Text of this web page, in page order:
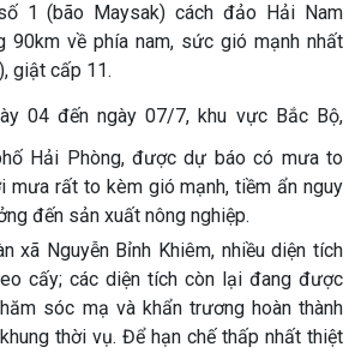
1 (bão Maysak) cách đảo Hải Nam
90km về phía nam, sức gió mạnh nhất
giật cấp 11.
04 đến ngày 07/7, khu vực Bắc Bộ,
Hải Phòng, được dự báo có mưa to
mưa rất to kèm gió mạnh, tiềm ẩn nguy
đến sản xuất nông nghiệp.
xã Nguyễn Bỉnh Khiêm, nhiều diện tích
cấy; các diện tích còn lại đang được
sóc mạ và khẩn trương hoàn thành
thời vụ. Để hạn chế thấp nhất thiệt